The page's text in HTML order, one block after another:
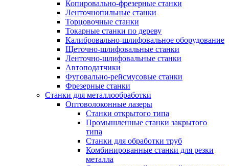
Копировально-фрезерные станки
Ленточнопильные станки
Торцовочные станки
Токарные станки по дереву
Калибровально-шлифовальное оборудование
Щеточно-шлифовальные станки
Ленточно-шлифовальные станки
Автоподатчики
Фуговально-рейсмусовые станки
Фрезерные станки
Станки для металлообработки
Оптоволоконные лазеры
Станки открытого типа
Промышленные станки закрытого
типа
Станки для обработки труб
Комбинированные станки для резки
металла